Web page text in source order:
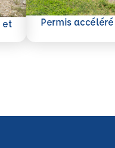
et
Permis
En savoir plus